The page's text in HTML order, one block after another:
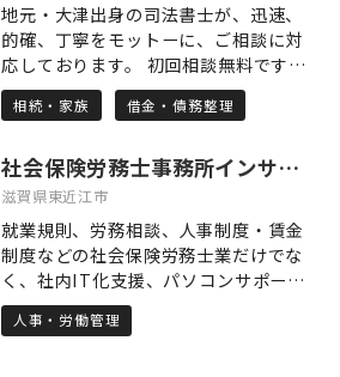
地元・大津出身の司法書士が、迅速、
的確、丁寧をモットーに、ご相談に対
応しております。 初回相談無料ですの
で、お気軽にお問い合わせください。
事務所は、JR石山駅から徒歩6分。平
2階です。 1.相続 相続登記（土地・建
物の名義変更）、相続放棄、遺言書の
検認 相続税に詳しい税理士とも提携し
ておりますので、トータルアドバイス
が可能です。 2.借金問題 任意整理、個
人再生、自己破産 住宅ローンの有無、
収入、資産、家計状況を総合的に判断
し、適切な解決方法をご提案します。
相続・家族 借金・債務整理
社会保険労務士事務所インサイドフィールド
滋賀県東近江市
就業規則、労務相談、人事制度・賃金
制度などの社会保険労務士業だけでな
く、社内IT化支援、パソコンサポー
ト、情報セキュリティ、システム開発
といった情報サービス業を提供いたし
人事・労働管理